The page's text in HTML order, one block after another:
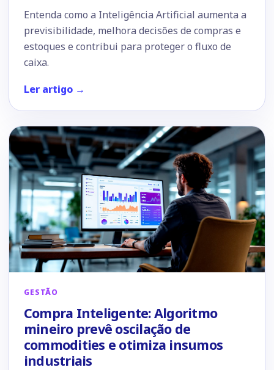
Entenda como a Inteligência Artificial aumenta a
previsibilidade, melhora decisões de compras e
estoques e contribui para proteger o fluxo de
caixa.
Ler artigo →
GESTÃO
Compra Inteligente: Algoritmo
mineiro prevê oscilação de
commodities e otimiza insumos
industriais